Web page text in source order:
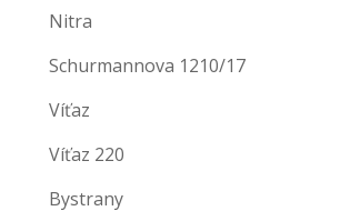
Nitra
Schurmannova 1210/17
Víťaz
Víťaz 220
Bystrany